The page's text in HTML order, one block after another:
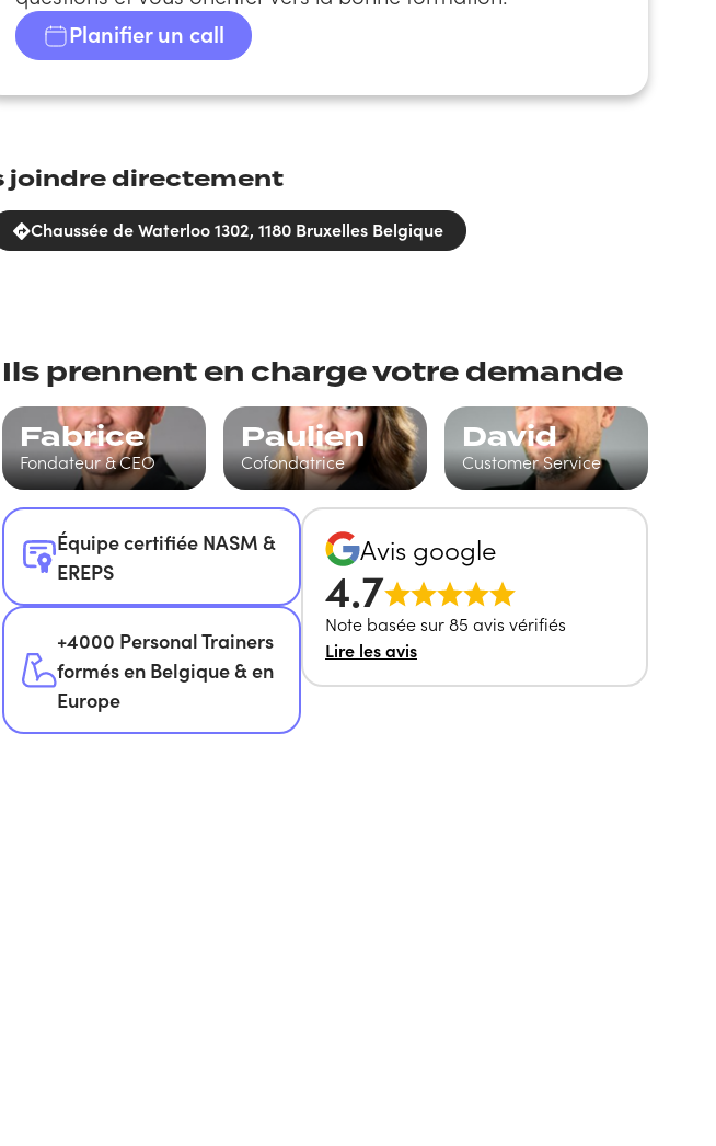
Planifier un call
joindre directement
Chaussée de Waterloo 1302, 1180 Bruxelles Belgique
Ils prennent en charge votre demande
Fabrice
Fondateur & CEO
Paulien
Cofondatrice
David
Customer Service
Équipe certifiée NASM &
EREPS
+4000 Personal Trainers
formés en Belgique & en
Europe
Avis google
4.7
Note basée sur 85 avis vérifiés
Lire les avis